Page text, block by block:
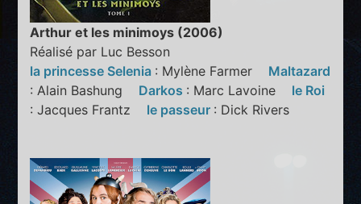
Arthur et les minimoys (2006)
Réalisé par Luc Besson
la princesse Selenia : Mylène Farmer Maltazard
: Alain Bashung Darkos : Marc Lavoine le Roi
: Jacques Frantz le passeur : Dick Rivers